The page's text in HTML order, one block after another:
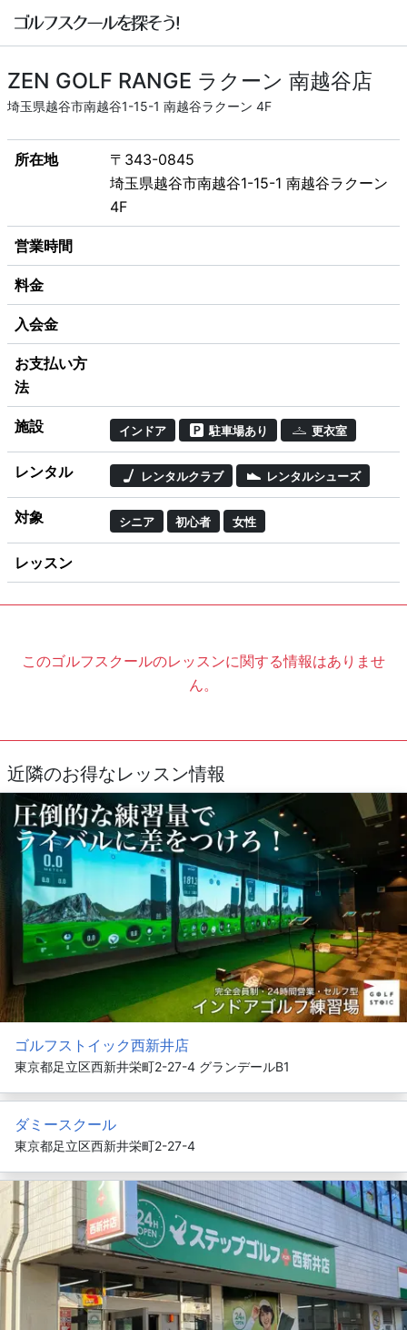
ZEN GOLF RANGE ラクーン 南越谷店
埼玉県越谷市南越谷1-15-1 南越谷ラクーン 4F
所在地
〒343-0845
埼玉県越谷市南越谷1-15-1 南越谷ラクーン
4F
営業時間
料金
入会金
お支払い方
法
施設 インドア 駐車場あり 更衣室
レンタル レンタルクラブ レンタルシューズ
対象 シニア 初心者 女性
レッスン
このゴルフスクールのレッスンに関する情報はありませ
ん。
近隣のお得なレッスン情報
ゴルフストイック西新井店
東京都足立区西新井栄町2-27-4 グランデールB1
ダミースクール
東京都足立区西新井栄町2-27-4